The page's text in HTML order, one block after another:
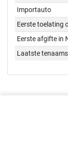
Importauto
Eerste toelating
Eerste afgifte in
Laatste